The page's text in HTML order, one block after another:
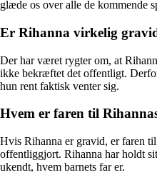
glæde os over alle de kommende
Er Rihanna virkelig
Der har været rygter om, at
ikke bekræftet det offentligt.
hun rent faktisk venter sig.
Hvem er faren til
Hvis Rihanna er gravid, er faren
offentliggjort. Rihanna har holdt
ukendt, hvem barnets far er.